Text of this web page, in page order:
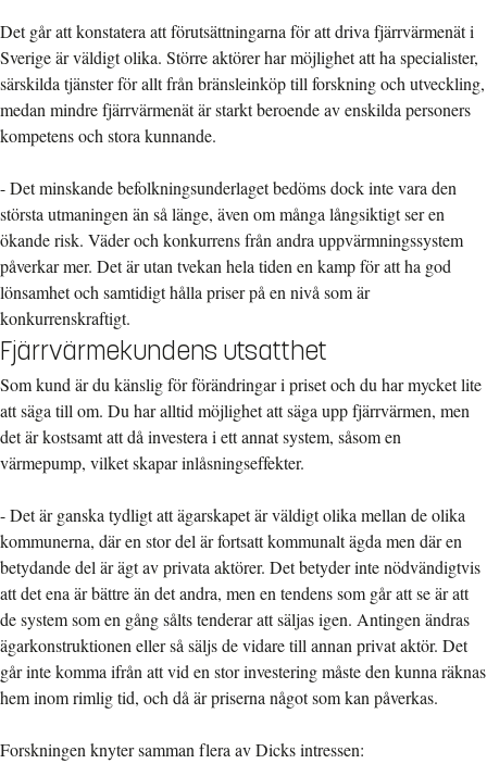
Det går att konstatera att förutsättningarna för att driva fjärrvärmenät i
Sverige är väldigt olika. Större aktörer har möjlighet att ha specialister,
särskilda tjänster för allt från bränsleinköp till forskning och utveckling,
medan mindre fjärrvärmenät är starkt beroende av enskilda personers
kompetens och stora kunnande.
- Det minskande befolkningsunderlaget bedöms dock inte vara den
största utmaningen än så länge, även om många långsiktigt ser en
ökande risk. Väder och konkurrens från andra uppvärmningssystem
påverkar mer. Det är utan tvekan hela tiden en kamp för att ha god
lönsamhet och samtidigt hålla priser på en nivå som är
konkurrenskraftigt.
Fjärrvärmekundens utsatthet
Som kund är du känslig för förändringar i priset och du har mycket lite
att säga till om. Du har alltid möjlighet att säga upp fjärrvärmen, men
det är kostsamt att då investera i ett annat system, såsom en
värmepump, vilket skapar inlåsningseffekter.
- Det är ganska tydligt att ägarskapet är väldigt olika mellan de olika
kommunerna, där en stor del är fortsatt kommunalt ägda men där en
betydande del är ägt av privata aktörer. Det betyder inte nödvändigtvis
att det ena är bättre än det andra, men en tendens som går att se är att
de system som en gång sålts tenderar att säljas igen. Antingen ändras
ägarkonstruktionen eller så säljs de vidare till annan privat aktör. Det
går inte komma ifrån att vid en stor investering måste den kunna räknas
hem inom rimlig tid, och då är priserna något som kan påverkas.
Forskningen knyter samman flera av Dicks intressen: